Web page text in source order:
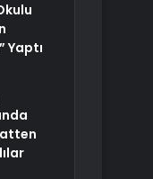
Yaptı